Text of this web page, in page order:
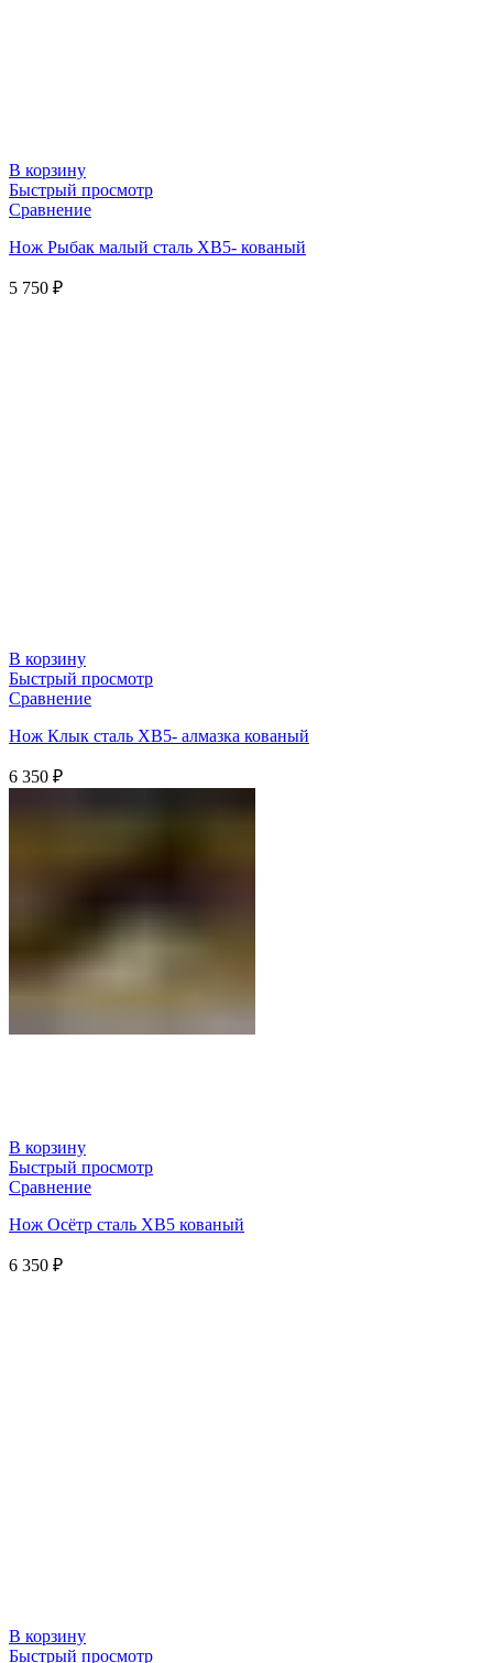
В корзину
Быстрый просмотр
Сравнение
Нож Рыбак малый сталь ХВ5- кованый
5 750 ₽
В корзину
Быстрый просмотр
Сравнение
Нож Клык сталь ХВ5- алмазка кованый
6 350 ₽
В корзину
Быстрый просмотр
Сравнение
Нож Осётр сталь ХВ5 кованый
6 350 ₽
В корзину
Быстрый просмотр